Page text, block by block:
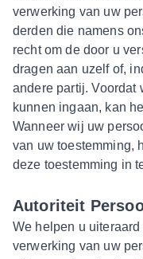
verwerking van uw
derden die namens
recht om de door u
dragen aan uzelf of,
andere partij. Voordat
kunnen ingaan, kan
Wanneer wij uw
van uw toestemming,
deze toestemming in
Autoriteit
We helpen u
verwerking van uw